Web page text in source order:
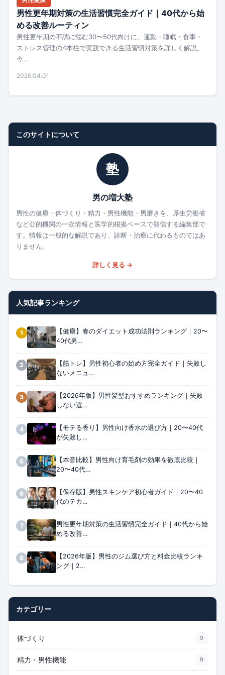
男性更年期対策の生活習慣完全ガイド｜40代から始
める改善ルーティン
男性更年期の不調に悩む30〜50代向けに、運動・睡眠・食事・
ストレス管理の4本柱で実践できる生活習慣対策を詳しく解説。
今…
2026.04.01
このサイトについて
塾
男の増大塾
男性の健康・体づくり・精力・男性機能・男磨きを、厚生労働省
など公的機関の一次情報と医学的根拠ベースで発信する編集部で
す。情報は一般的な解説であり、診断・治療に代わるものではあ
りません。
詳しく見る →
人気記事ランキング
1
【健康】春のダイエット成功法則ランキング｜20〜
40代男…
2
【筋トレ】男性初心者の始め方完全ガイド｜失敗し
ないメニュ…
3
【2026年版】男性髪型おすすめランキング｜失敗
しない選…
4
【モテる香り】男性向け香水の選び方｜20〜40代
が失敗し…
5
【本音比較】男性向け育毛剤の効果を徹底比較｜
20〜40代…
6
【保存版】男性スキンケア初心者ガイド｜20〜40
代のテカ…
7
男性更年期対策の生活習慣完全ガイド｜40代から始
める改善…
8
【2026年版】男性のジム選び方と料金比較ランキ
ング｜2…
カテゴリー
体づくり 9
精力・男性機能 9